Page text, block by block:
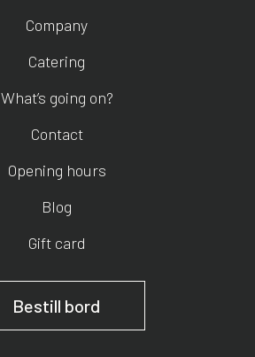
Company
Catering
What’s going on?
Contact
Opening hours
Blog
Gift card
Bestill bord